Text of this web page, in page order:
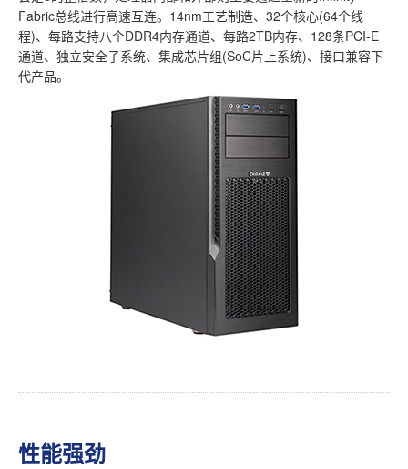
Fabric总线进行高速互连。14nm工艺制造、32个核心(64个线
程)、每路支持八个DDR4内存通道、每路2TB内存、128条PCI-E
通道、独立安全子系统、集成芯片组(SoC片上系统)、接口兼容下
代产品。
性能强劲